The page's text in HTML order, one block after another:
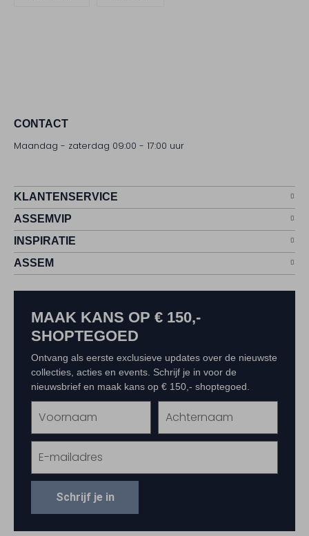
CONTACT
Maandag - zaterdag 09:00 - 17:00 uur
KLANTENSERVICE
ASSEMVIP
INSPIRATIE
ASSEM
MAAK KANS OP € 150,-
SHOPTEGOED
Ontvang als eerste exclusieve updates over de nieuwste
collecties, acties en events. Schrijf je in voor de
nieuwsbrief en maak kans op € 150,- shoptegoed.
Schrijf je in